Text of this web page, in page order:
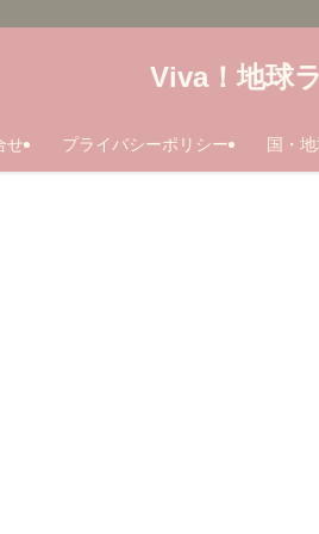
Viva！地球
せ プライバシーポリシー 国・